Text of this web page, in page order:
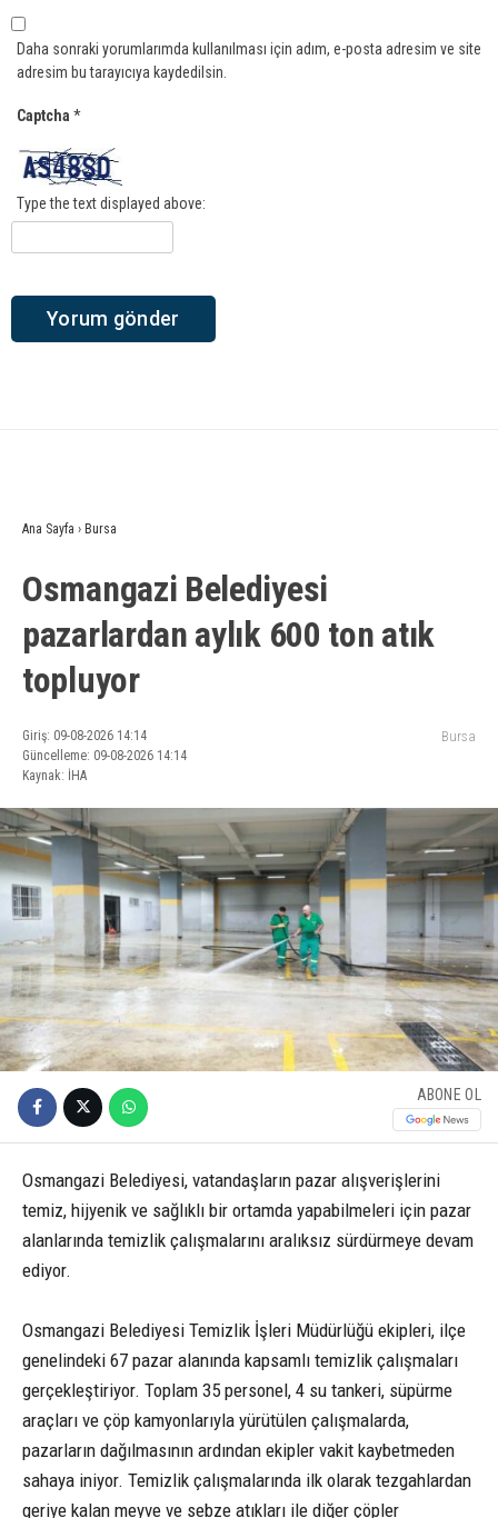
Daha sonraki yorumlarımda kullanılması için adım, e-posta adresim ve site
adresim bu tarayıcıya kaydedilsin.
Captcha *
Type the text displayed above:
Ana Sayfa › Bursa
Osmangazi Belediyesi
pazarlardan aylık 600 ton atık
topluyor
Giriş: 09-08-2026 14:14
Güncelleme: 09-08-2026 14:14
Kaynak: İHA
Bursa
ABONE OL
Osmangazi Belediyesi, vatandaşların pazar alışverişlerini
temiz, hijyenik ve sağlıklı bir ortamda yapabilmeleri için pazar
alanlarında temizlik çalışmalarını aralıksız sürdürmeye devam
ediyor.
Osmangazi Belediyesi Temizlik İşleri Müdürlüğü ekipleri, ilçe
genelindeki 67 pazar alanında kapsamlı temizlik çalışmaları
gerçekleştiriyor. Toplam 35 personel, 4 su tankeri, süpürme
araçları ve çöp kamyonlarıyla yürütülen çalışmalarda,
pazarların dağılmasının ardından ekipler vakit kaybetmeden
sahaya iniyor. Temizlik çalışmalarında ilk olarak tezgahlardan
geriye kalan meyve ve sebze atıkları ile diğer çöpler